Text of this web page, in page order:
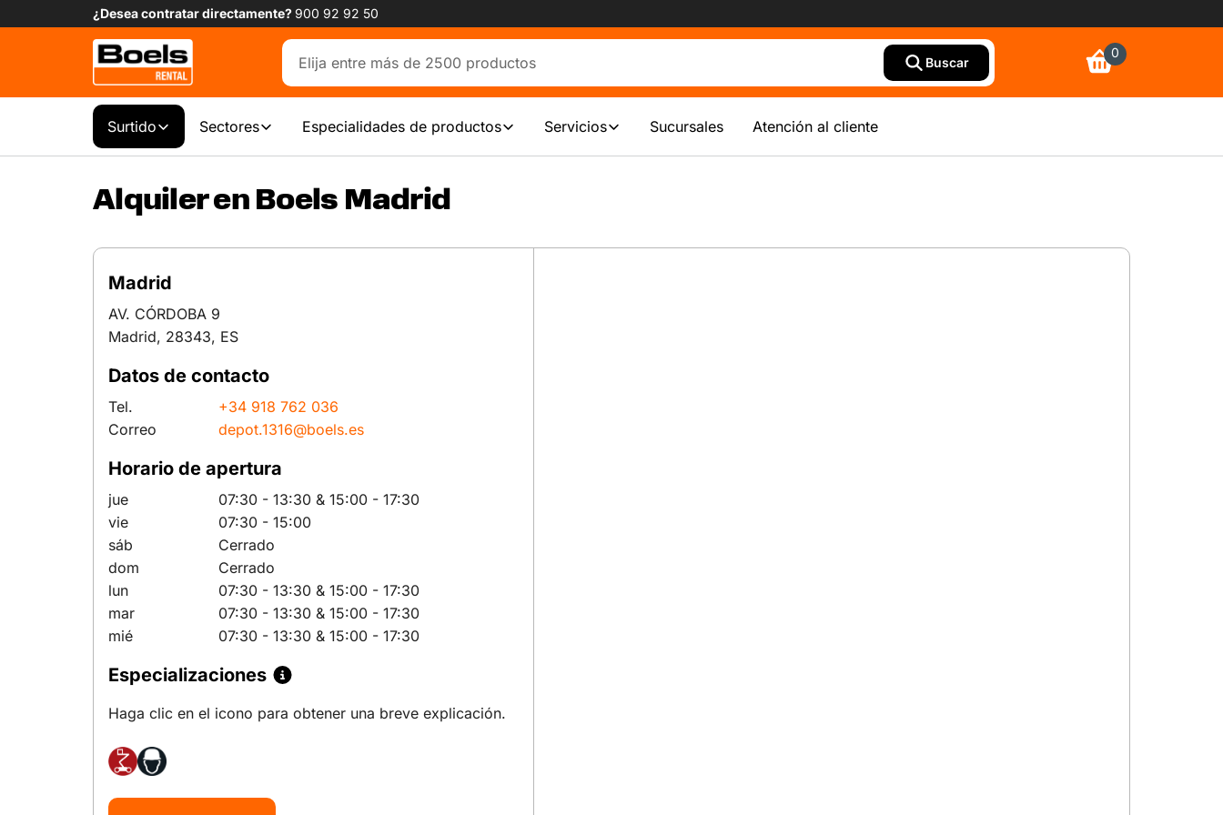
¿Desea contratar directamente?900 92 92 50
Buscar
0
Surtido Sectores Especialidades de productos Servicios Sucursales Atención al cliente
Alquiler en Boels Madrid
Madrid
AV. CÓRDOBA 9
Madrid, 28343, ES
Datos de contacto
Tel.
+34 918 762 036
Correo
depot.1316@boels.es
Horario de apertura
jue 07:30 - 13:30& 15:00 - 17:30
vie
07:30 - 15:00
sáb
Cerrado
dom
Cerrado
lun
07:30 - 13:30& 15:00 - 17:30
mar
07:30 - 13:30& 15:00 - 17:30
mié
07:30 - 13:30& 15:00 - 17:30
Especializaciones
Haga clic en el icono para obtener una breve explicación.